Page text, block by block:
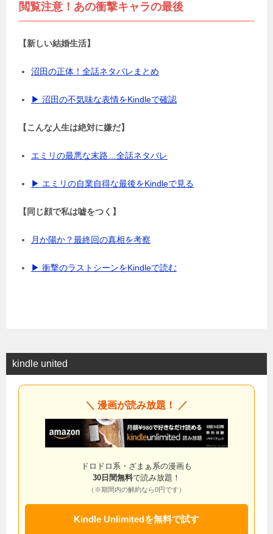
閲覧注意！あの衝撃キャラの最後
【新しい結婚生活】
沼田の正体！全話ネタバレまとめ
▶ 沼田の不気味な表情をKindleで確認
【こんな人生は絶対に嫌だ】
エミリの最悪な末路…全話ネタバレ
▶ エミリの自業自得な最後をKindleで見る
【同じ顔で私は嘘をつく】
月か陽か？最終回の真相を考察
▶ 衝撃のラストシーンをKindleで読む
kindle united
＼ 漫画が読み放題！ ／
ドロドロ系・ざまぁ系の漫画も
30日間無料で読み放題！
（※期間内の解約なら0円です）
Kindle Unlimitedを無料で試す